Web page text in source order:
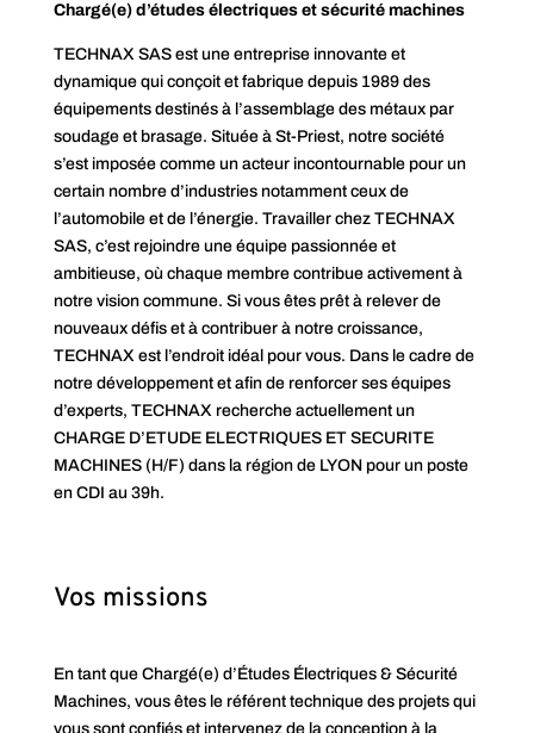
Chargé(e) d’études électriques et sécurité machines
TECHNAX SAS est une entreprise innovante et
dynamique qui conçoit et fabrique depuis 1989 des
équipements destinés à l’assemblage des métaux par
soudage et brasage. Située à St-Priest, notre société
s’est imposée comme un acteur incontournable pour un
certain nombre d’industries notamment ceux de
l’automobile et de l’énergie. Travailler chez TECHNAX
SAS, c’est rejoindre une équipe passionnée et
ambitieuse, où chaque membre contribue activement à
notre vision commune. Si vous êtes prêt à relever de
nouveaux défis et à contribuer à notre croissance,
TECHNAX est l’endroit idéal pour vous. Dans le cadre de
notre développement et afin de renforcer ses équipes
d’experts, TECHNAX recherche actuellement un
CHARGE D’ETUDE ELECTRIQUES ET SECURITE
MACHINES (H/F) dans la région de LYON pour un poste
en CDI au 39h.
Vos missions
En tant que Chargé(e) d’Études Électriques & Sécurité
Machines, vous êtes le référent technique des projets qui
vous sont confiés et intervenez de la conception à la